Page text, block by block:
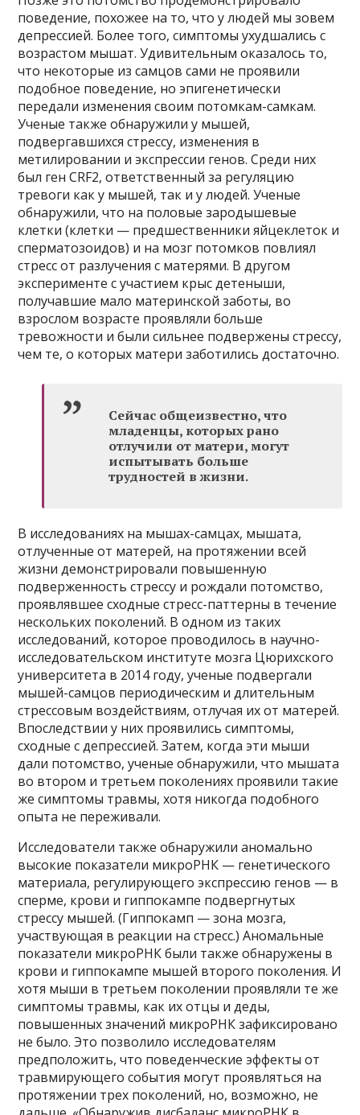
поведение, похожее на то, что у людей мы зовем
депрессией. Более того, симптомы ухудшались с
возрастом мышат. Удивительным оказалось то,
что некоторые из самцов сами не проявили
подобное поведение, но эпигенетически
передали изменения своим потомкам-самкам.
Ученые также обнаружили у мышей,
подвергавшихся стрессу, изменения в
метилировании и экспрессии генов. Среди них
был ген CRF2, ответственный за регуляцию
тревоги как у мышей, так и у людей. Ученые
обнаружили, что на половые зародышевые
клетки (клетки — предшественники яйцеклеток и
сперматозоидов) и на мозг потомков повлиял
стресс от разлучения с матерями. В другом
эксперименте с участием крыс детеныши,
получавшие мало материнской заботы, во
взрослом возрасте проявляли больше
тревожности и были сильнее подвержены стрессу,
чем те, о которых матери заботились достаточно.
Сейчас общеизвестно, что
младенцы, которых рано
отлучили от матери, могут
испытывать больше
трудностей в жизни.
В исследованиях на мышах-самцах, мышата,
отлученные от матерей, на протяжении всей
жизни демонстрировали повышенную
подверженность стрессу и рождали потомство,
проявлявшее сходные стресс-паттерны в течение
нескольких поколений. В одном из таких
исследований, которое проводилось в научно-
исследовательском институте мозга Цюрихского
университета в 2014 году, ученые подвергали
мышей-самцов периодическим и длительным
стрессовым воздействиям, отлучая их от матерей.
Впоследствии у них проявились симптомы,
сходные с депрессией. Затем, когда эти мыши
дали потомство, ученые обнаружили, что мышата
во втором и третьем поколениях проявили такие
же симптомы травмы, хотя никогда подобного
опыта не переживали.
Исследователи также обнаружили аномально
высокие показатели микроРНК — генетического
материала, регулирующего экспрессию генов — в
сперме, крови и гиппокампе подвергнутых
стрессу мышей. (Гиппокамп — зона мозга,
участвующая в реакции на стресс.) Аномальные
показатели микроРНК были также обнаружены в
крови и гиппокампе мышей второго поколения. И
хотя мыши в третьем поколении проявляли те же
симптомы травмы, как их отцы и деды,
повышенных значений микроРНК зафиксировано
не было. Это позволило исследователям
предположить, что поведенческие эффекты от
травмирующего события могут проявляться на
протяжении трех поколений, но, возможно, не